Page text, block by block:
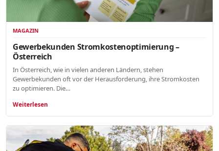
MAGAZIN
Gewerbekunden Stromkostenoptimierung –
Österreich
In Österreich, wie in vielen anderen Ländern, stehen
Gewerbekunden oft vor der Herausforderung, ihre Stromkosten
zu optimieren. Die…
Weiterlesen